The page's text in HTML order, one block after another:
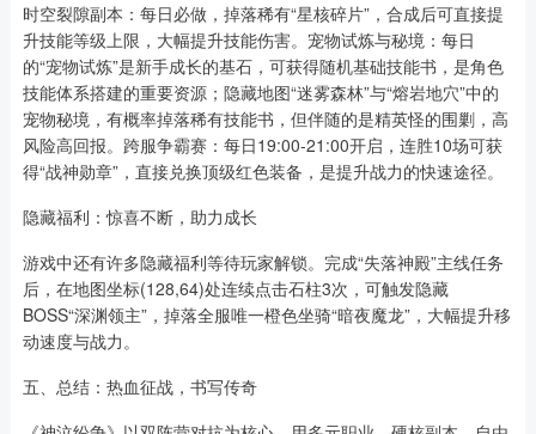
时空裂隙副本：每日必做，掉落稀有“星核碎片”，合成后可直接提
升技能等级上限，大幅提升技能伤害。宠物试炼与秘境：每日
的“宠物试炼”是新手成长的基石，可获得随机基础技能书，是角色
技能体系搭建的重要资源；隐藏地图“迷雾森林”与“熔岩地穴”中的
宠物秘境，有概率掉落稀有技能书，但伴随的是精英怪的围剿，高
风险高回报。跨服争霸赛：每日19:00-21:00开启，连胜10场可获
得“战神勋章”，直接兑换顶级红色装备，是提升战力的快速途径。
隐藏福利：惊喜不断，助力成长
游戏中还有许多隐藏福利等待玩家解锁。完成“失落神殿”主线任务
后，在地图坐标(128,64)处连续点击石柱3次，可触发隐藏
BOSS“深渊领主”，掉落全服唯一橙色坐骑“暗夜魔龙”，大幅提升移
动速度与战力。
五、总结：热血征战，书写传奇